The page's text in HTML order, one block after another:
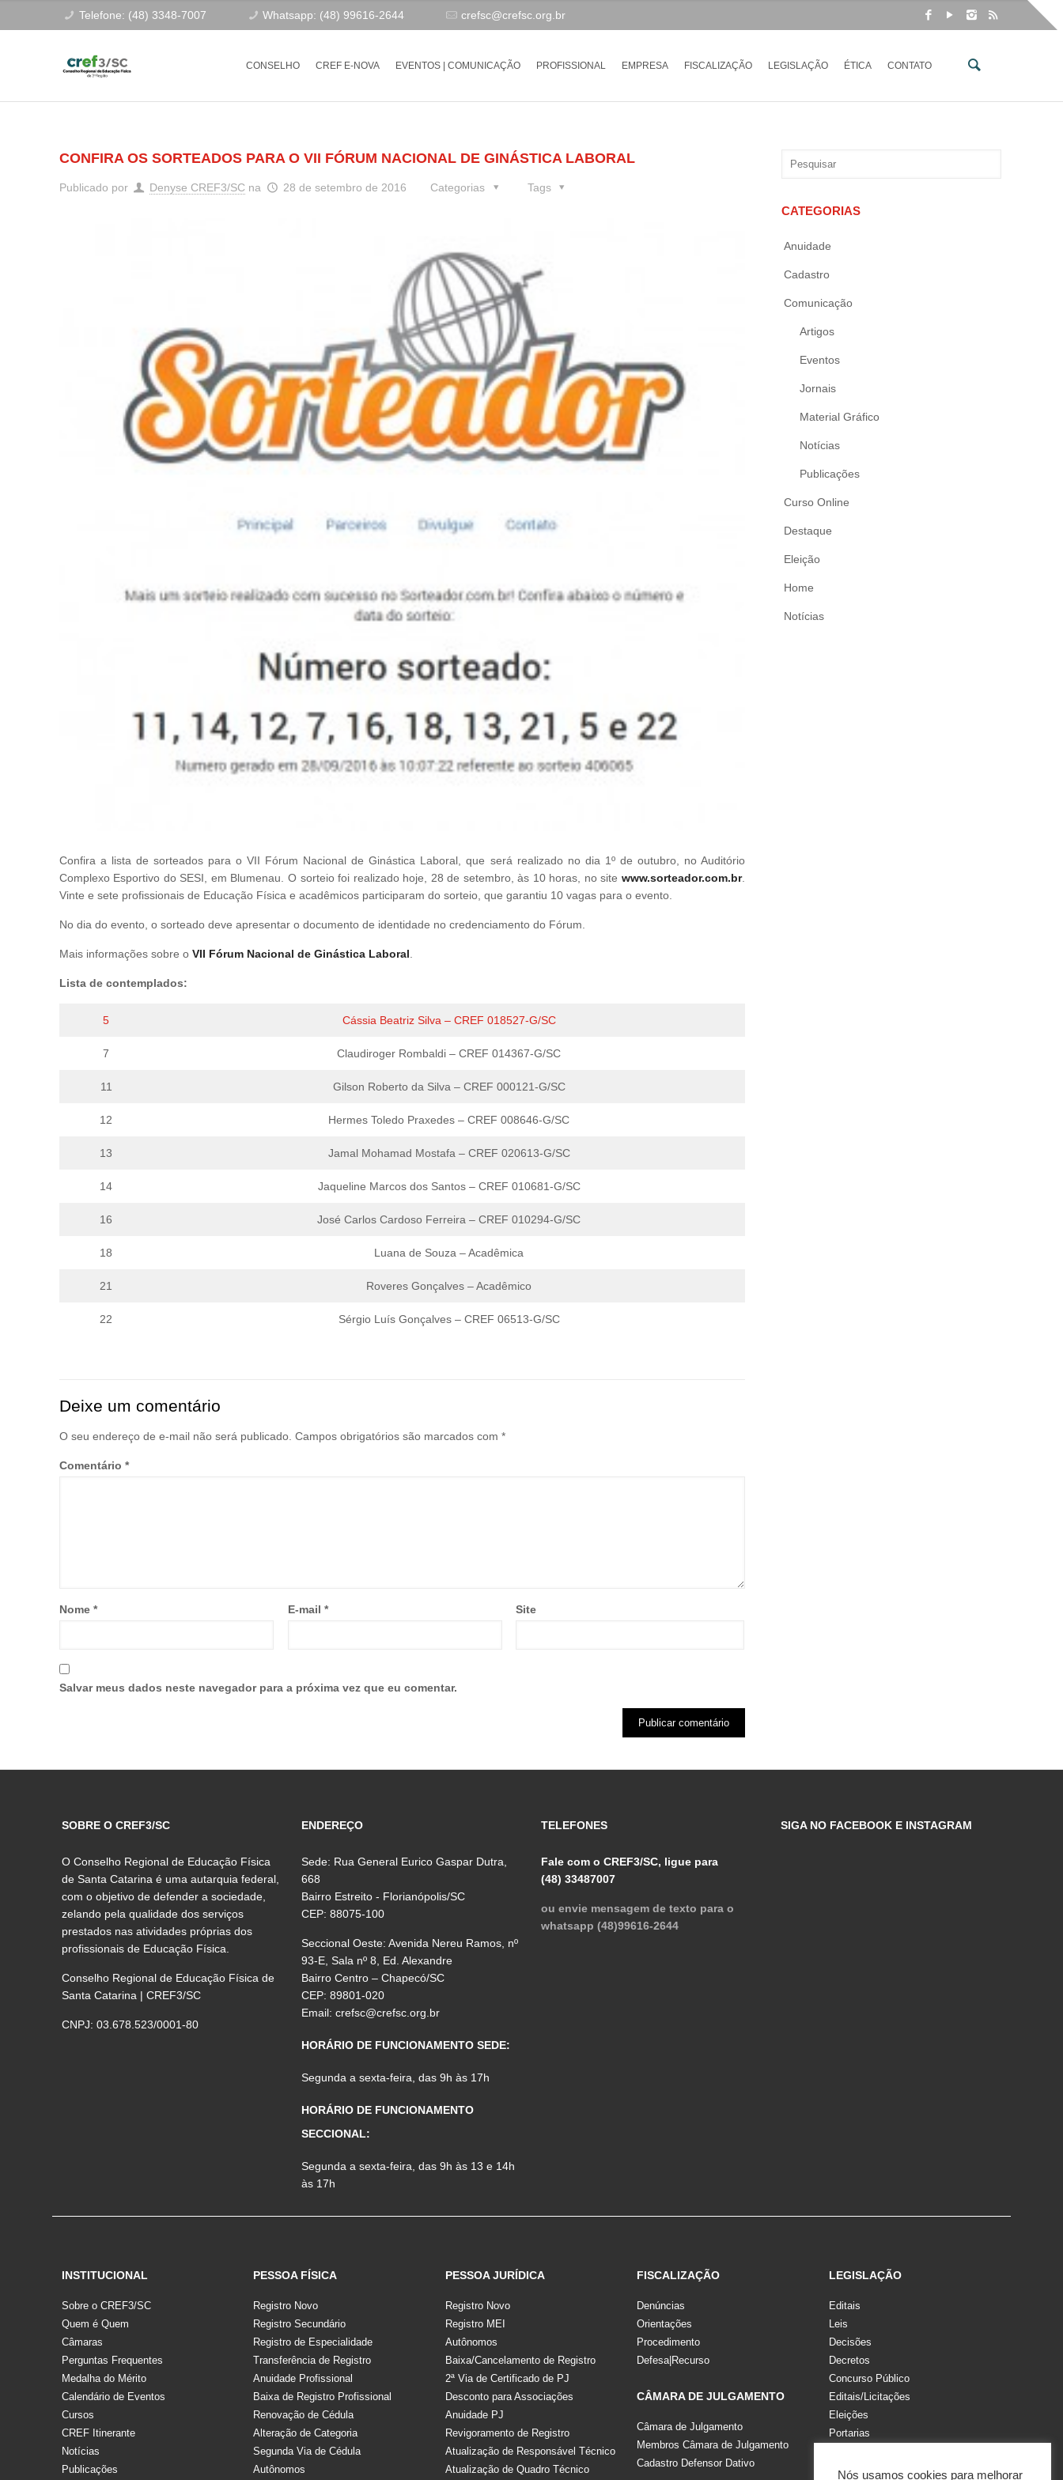
Telefone: (48) 3348-7007 Whatsapp: (48) 99616-2644 crefsc@crefsc.org.br
CONSELHO CREF E-NOVA EVENTOS | COMUNICAÇÃO PROFISSIONAL EMPRESA FISCALIZAÇÃO LEGISLAÇÃO ÉTICA CONTATO
CONFIRA OS SORTEADOS PARA O VII FÓRUM NACIONAL DE GINÁSTICA LABORAL
Publicado por Denyse CREF3/SC na 28 de setembro de 2016 Categorias Tags
Confira a lista de sorteados para o VII Fórum Nacional de Ginástica Laboral, que será realizado no dia 1º de outubro, no Auditório
Complexo Esportivo do SESI, em Blumenau. O sorteio foi realizado hoje, 28 de setembro, às 10 horas, no site www.sorteador.com.br.
Vinte e sete profissionais de Educação Física e acadêmicos participaram do sorteio, que garantiu 10 vagas para o evento.
No dia do evento, o sorteado deve apresentar o documento de identidade no credenciamento do Fórum.
Mais informações sobre o VII Fórum Nacional de Ginástica Laboral
Lista de contemplados:
5 Cássia Beatriz Silva – CREF 018527-G/SC
7 Claudiroger Rombaldi – CREF 014367-G/SC
11 Gilson Roberto da Silva – CREF 000121-G/SC
12 Hermes Toledo Praxedes – CREF 008646-G/SC
13 Jamal Mohamad Mostafa – CREF 020613-G/SC
14 Jaqueline Marcos dos Santos – CREF 010681-G/SC
16 José Carlos Cardoso Ferreira – CREF 010294-G/SC
18 Luana de Souza – Acadêmica
21 Roveres Gonçalves – Acadêmico
22 Sérgio Luís Gonçalves – CREF 06513-G/SC
Deixe um comentário
O seu endereço de e-mail não será publicado. Campos obrigatórios são marcados com *
Comentário *
Nome * E-mail * Site
Salvar meus dados neste navegador para a próxima vez que eu comentar.
CATEGORIAS
Anuidade
Cadastro
Comunicação
Artigos
Eventos
Jornais
Material Gráfico
Notícias
Publicações
Curso Online
Destaque
Eleição
Home
Notícias
SOBRE O CREF3/SC
O Conselho Regional de Educação Física
de Santa Catarina é uma autarquia federal,
com o objetivo de defender a sociedade,
zelando pela qualidade dos serviços
prestados nas atividades próprias dos
profissionais de Educação Física.
Conselho Regional de Educação Física de
Santa Catarina | CREF3/SC
CNPJ: 03.678.523/0001-80
ENDEREÇO
Sede: Rua General Eurico Gaspar Dutra,
668
Bairro Estreito - Florianópolis/SC
CEP: 88075-100
Seccional Oeste: Avenida Nereu Ramos, nº
93-E, Sala nº 8, Ed. Alexandre
Bairro Centro – Chapecó/SC
CEP: 89801-020
Email:crefsc@crefsc.org.br
HORÁRIO DE FUNCIONAMENTO SEDE:
Segunda a sexta-feira, das 9h às 17h
HORÁRIO DE FUNCIONAMENTO
SECCIONAL:
Segunda a sexta-feira, das 9h às 13 e 14h
às 17h
TELEFONES
Fale com o CREF3/SC, ligue para
(48) 33487007
ou envie mensagem de texto para o
whatsapp (48)99616-2644
SIGA NO FACEBOOK E INSTAGRAM
INSTITUCIONAL
Sobre o CREF3/SC
Quem é Quem
Câmaras
Perguntas Frequentes
Medalha do Mérito
Calendário de Eventos
Cursos
CREF Itinerante
Notícias
Publicações
PESSOA FÍSICA
Registro Novo
Registro Secundário
Registro de Especialidade
Transferência de Registro
Anuidade Profissional
Baixa de Registro Profissional
Renovação de Cédula
Alteração de Categoria
Segunda Via de Cédula
Autônomos
PESSOA JURÍDICA
Registro Novo
Registro MEI
Autônomos
Baixa/Cancelamento de Registro
2ª Via de Certificado de PJ
Desconto para Associações
Anuidade PJ
Revigoramento de Registro
Atualização de Responsável Técnico
Atualização de Quadro Técnico
FISCALIZAÇÃO
Denúncias
Orientações
Procedimento
Defesa|Recurso
CÂMARA DE JULGAMENTO
Câmara de Julgamento
Membros Câmara de Julgamento
Cadastro Defensor Dativo
LEGISLAÇÃO
Editais
Leis
Decisões
Decretos
Concurso Público
Editais/Licitações
Eleições
Portarias
Resoluções
Nós usamos cookies para melhorar